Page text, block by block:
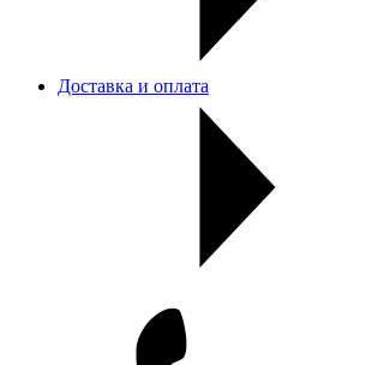
Доставка и оплата